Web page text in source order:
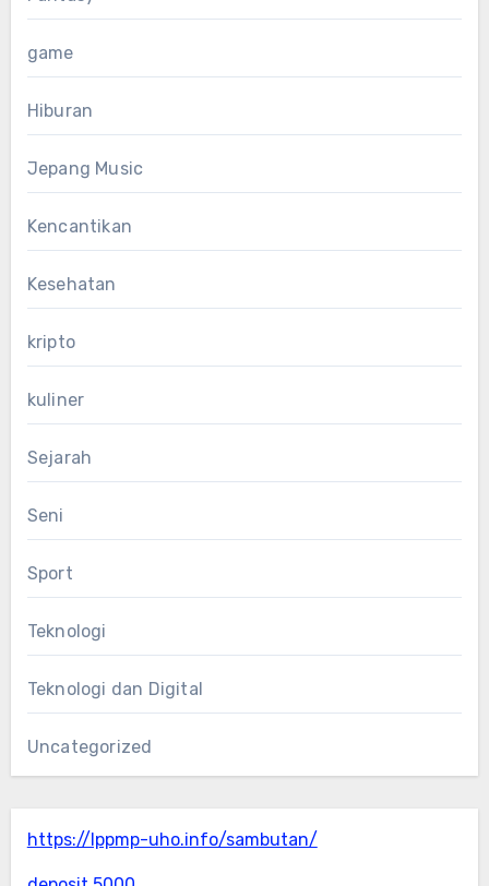
game
Hiburan
Jepang Music
Kencantikan
Kesehatan
kripto
kuliner
Sejarah
Seni
Sport
Teknologi
Teknologi dan Digital
Uncategorized
https://lppmp-uho.info/sambutan/